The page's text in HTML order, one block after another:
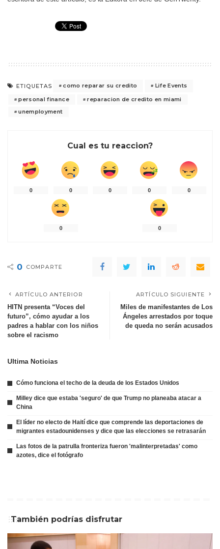
ETIQUETAS como reparar su credito
Life Events
personal finance
reparacion de credito en miami
unemployment
Cual es tu reaccion?
0 0 0 0 0
0 0
0 COMPARTE
ARTÍCULO ANTERIOR
HITN presenta “Voces del
futuro”, cómo ayudar a los
padres a hablar con los niños
sobre el racismo
ARTÍCULO SIGUIENTE
Miles de manifestantes de Los
Ángeles arrestados por toque
de queda no serán acusados
Ultima Noticias
Cómo funciona el techo de la deuda de los Estados Unidos
Milley dice que estaba 'seguro' de que Trump no planeaba atacar a
China
El líder no electo de Haití dice que comprende las deportaciones de
migrantes estadounidenses y dice que las elecciones se retrasarán
Las fotos de la patrulla fronteriza fueron 'malinterpretadas' como
azotes, dice el fotógrafo
También podrías disfrutar